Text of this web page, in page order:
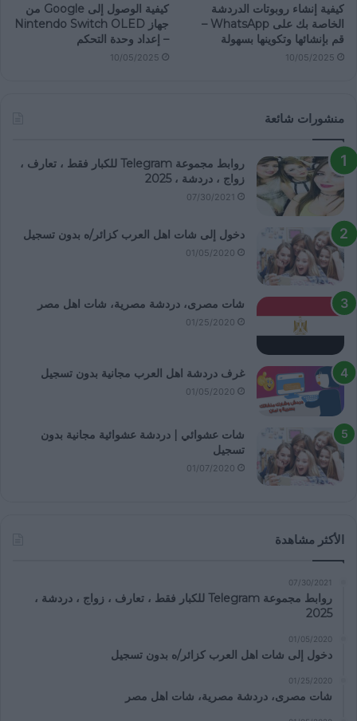
كيفية إنشاء روبوتات الدردشة
الخاصة بك على WhatsApp –
قم بإنشائها وتكوينها بسهولة
10/05/2025
كيفية الوصول إلى Google من
جهاز Nintendo Switch OLED
– إعداد وحدة التحكم
10/05/2025
منشورات شائعة
روابط مجموعة Telegram للكبار فقط ، تعارف ،
زواج ، دردشة ، 2025
07/30/2021
دخول إلى شات اهل العرب كزائر/ه بدون تسجيل
01/05/2020
شات مصرى، دردشة مصرية، شات اهل مصر
01/25/2020
غرف دردشة اهل العرب مجانية بدون تسجيل
01/05/2020
شات عشوائي | دردشة عشوائية مجانية بدون
تسجيل
01/07/2020
الأكثر مشاهدة
07/30/2021
روابط مجموعة Telegram للكبار فقط ، تعارف ، زواج ، دردشة ،
2025
01/05/2020
دخول إلى شات اهل العرب كزائر/ه بدون تسجيل
01/25/2020
شات مصرى، دردشة مصرية، شات اهل مصر